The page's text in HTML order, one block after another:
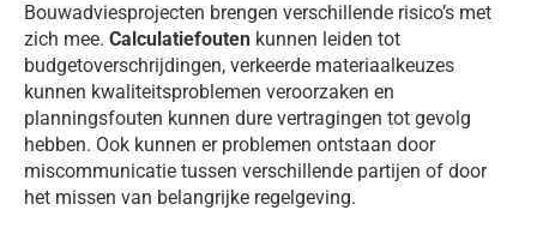
Bouwadviesprojecten brengen verschillende risico’s met
zich mee. Calculatiefouten kunnen leiden tot
budgetoverschrijdingen, verkeerde materiaalkeuzes
kunnen kwaliteitsproblemen veroorzaken en
planningsfouten kunnen dure vertragingen tot gevolg
hebben. Ook kunnen er problemen ontstaan door
miscommunicatie tussen verschillende partijen of door
het missen van belangrijke regelgeving.